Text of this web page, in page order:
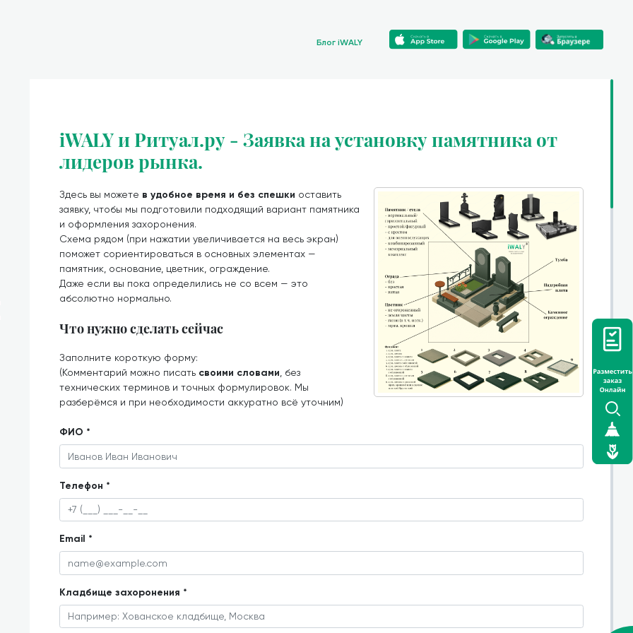
Блог iWALY
iWALY и Ритуал.ру - Заявка на установку памятника от
лидеров рынка.
Здесь вы можете в удобное время и без спешки оставить
заявку, чтобы мы подготовили подходящий вариант памятника
и оформления захоронения.
Схема рядом (при нажатии увеличивается на весь экран)
поможет сориентироваться в основных элементах —
памятник, основание, цветник, ограждение.
Даже если вы пока определились не со всем — это
абсолютно нормально.
Что нужно сделать сейчас
Заполните короткую форму:
(Комментарий можно писать своими словами , без
технических терминов и точных формулировок. Мы
разберёмся и при необходимости аккуратно всё уточним)
ФИО *
Телефон *
Email *
Кладбище захоронения *